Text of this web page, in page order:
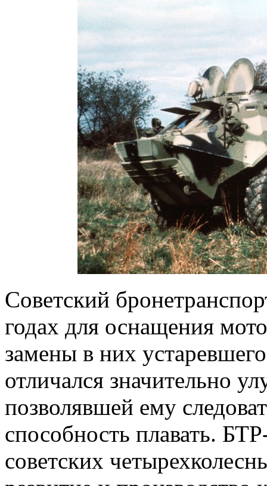
Советский
годах для оснащения
замены в них
отличался значительно
позволявшей ему
способность плавать.
советских